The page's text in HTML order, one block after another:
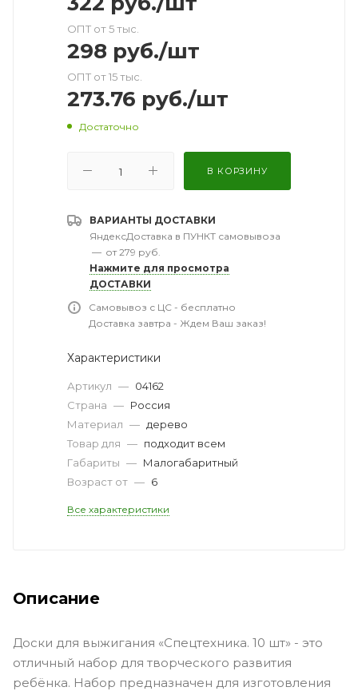
ОПТ от 5 тыс.
298 руб./шт
ОПТ от 15 тыс.
273.76 руб./шт
Достаточно
В КОРЗИНУ
ВАРИАНТЫ ДОСТАВКИ
ЯндексДоставка в ПУНКТ самовывоза
— от 279 руб.
Нажмите для просмотра
ДОСТАВКИ
Самовывоз с ЦС - бесплатно
Доставка завтра - Ждем Ваш заказ!
Характеристики
Артикул — 04162
Страна — Россия
Материал — дерево
Товар для — подходит всем
Габариты — Малогабаритный
Возраст от — 6
Все характеристики
Описание
Доски для выжигания «Спецтехника. 10 шт» - это
отличный набор для творческого развития
ребёнка. Набор предназначен для изготовления